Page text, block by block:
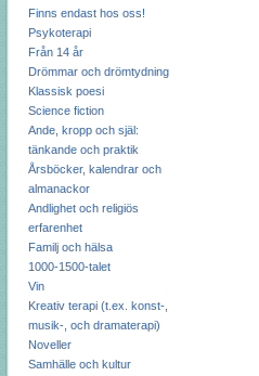
Finns endast hos oss!
Psykoterapi
Från 14 år
Drömmar och drömtydning
Klassisk poesi
Science fiction
Ande, kropp och själ:
tänkande och praktik
Årsböcker, kalendrar och
almanackor
Andlighet och religiös
erfarenhet
Familj och hälsa
1000-1500-talet
Vin
Kreativ terapi (t.ex. konst-,
musik-, och dramaterapi)
Noveller
Samhälle och kultur